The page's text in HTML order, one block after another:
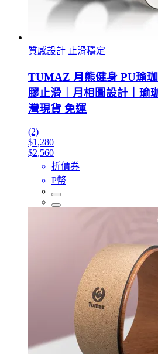
質感設計 止滑穩定
TUMAZ 月熊健身 PU瑜
膠止滑｜月相圖設計｜瑜
灣現貨 免運
(2)
$1,280
$2,560
折價券
P幣